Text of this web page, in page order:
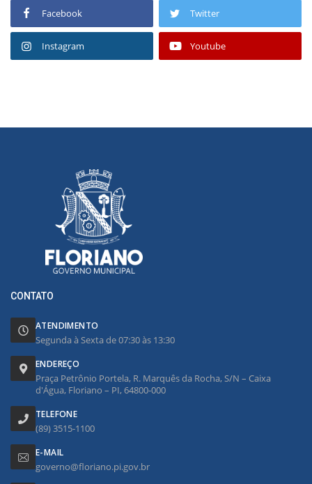
Facebook Twitter
Instagram Youtube
CONTATO
ATENDIMENTO
Segunda à Sexta de 07:30 às 13:30
ENDEREÇO
Praça Petrônio Portela, R. Marquês da Rocha, S/N – Caixa
d'Água, Floriano – PI, 64800-000
TELEFONE
(89) 3515-1100
E-MAIL
governo@floriano.pi.gov.br